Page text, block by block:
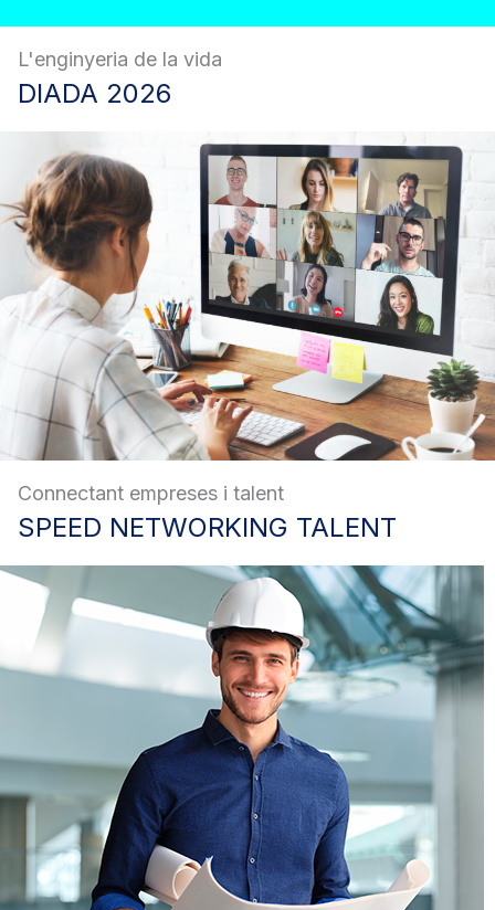
L'enginyeria de la vida
DIADA 2026
Connectant empreses i talent
SPEED NETWORKING TALENT